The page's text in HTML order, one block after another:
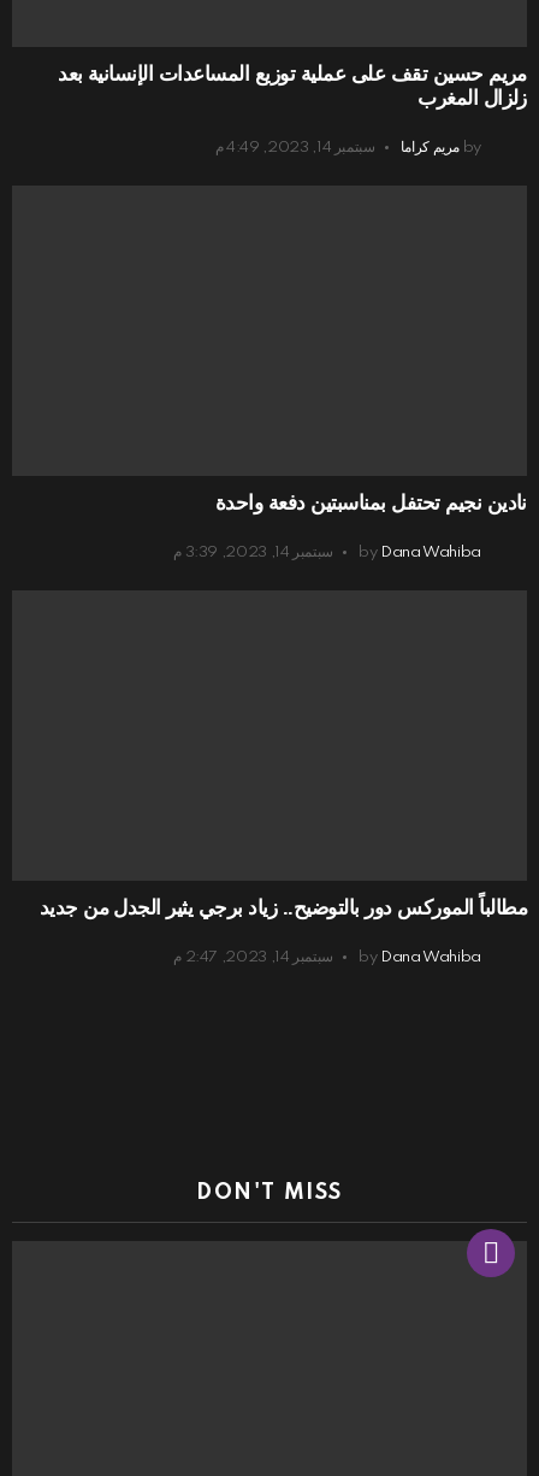
مريم حسين تقف على عملية توزيع المساعدات الإنسانية بعد
زلزال المغرب
by مريم كراما سبتمبر 14, 2023, 4:49 م
نادين نجيم تحتفل بمناسبتين دفعة واحدة
by Dana Wahiba سبتمبر 14, 2023, 3:39 م
مطالباً الموركس دور بالتوضيح.. زياد برجي يثير الجدل من جديد
by Dana Wahiba سبتمبر 14, 2023, 2:47 م
DON'T MISS